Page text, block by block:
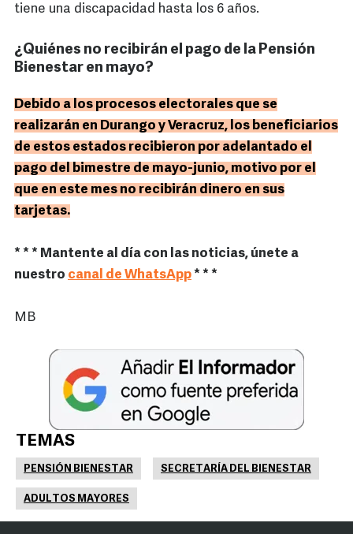
tiene una discapacidad hasta los 6 años.
¿Quiénes no recibirán el pago de la Pensión
Bienestar en mayo?
Debido a los procesos electorales que se
realizarán en Durango y Veracruz, los beneficiarios
de estos estados recibieron por adelantado el
pago del bimestre de mayo-junio, motivo por el
que en este mes no recibirán dinero en sus
tarjetas.
* * * Mantente al día con las noticias, únete a
nuestro canal de WhatsApp* * *
MB
TEMAS
PENSIÓN BIENESTAR SECRETARÍA DEL BIENESTAR
ADULTOS MAYORES